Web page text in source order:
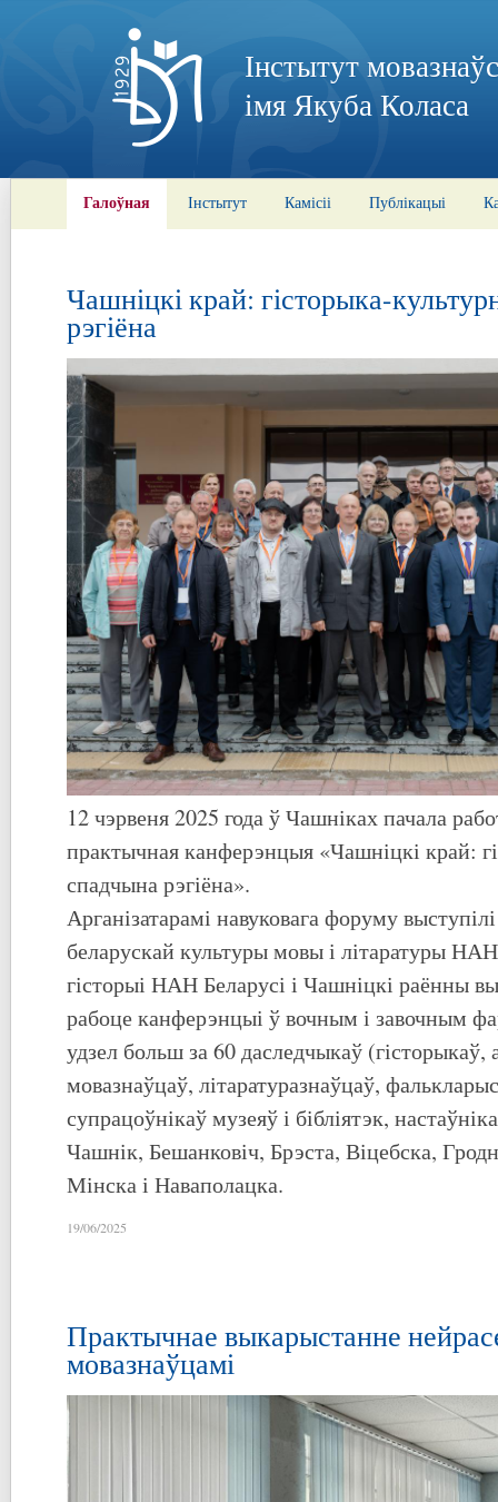
Інстытут
імя Якуба Коласа
Галоўная Інстытут Камісіі Публікацыі
Чашніцкі край: гісторыка-
рэгіёна
12 чэрвеня 2025 года ў Чашніках пачала
практычная канферэнцыя «Чашніцкі край:
спадчына рэгіёна».
Арганізатарамі навуковага форуму
беларускай культуры мовы і літаратуры
гісторыі НАН Беларусі і Чашніцкі раённы
рабоце канферэнцыі ў вочным і завочным
удзел больш за 60 даследчыкаў (гісторыкаў,
мовазнаўцаў, літаратуразнаўцаў,
супрацоўнікаў музеяў і бібліятэк,
Чашнік, Бешанковіч, Брэста, Віцебска,
Мінска і Наваполацка.
19/06/2025
Практычнае выкарыстанне
мовазнаўцамі